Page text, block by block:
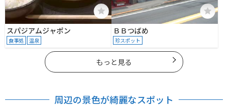
スパジアムジャポン
食事処 温泉
ＢＢつばめ
珍スポット
もっと見る
周辺の景色が綺麗なスポット